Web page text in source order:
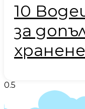
10
за
хранене